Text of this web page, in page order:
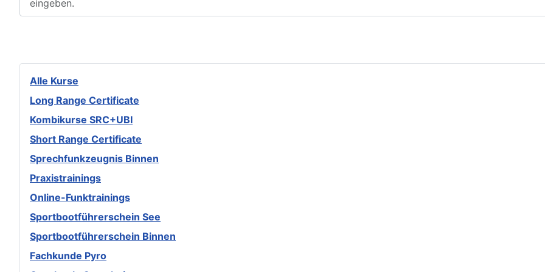
Alle Kurse
Long Range Certificate
Kombikurse SRC+UBI
Short Range Certificate
Sprechfunkzeugnis Binnen
Praxistrainings
Online-Funktrainings
Sportbootführerschein See
Sportbootführerschein Binnen
Fachkunde Pyro